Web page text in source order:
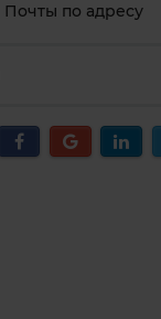
по адресу